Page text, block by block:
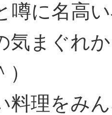
噂に名高
気まぐれ
料理をみ